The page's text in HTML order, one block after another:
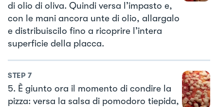
di olio di oliva. Quindi versa l’impasto e,
con le mani ancora unte di olio, allargalo
e distribuiscilo fino a ricoprire l’intera
superficie della placca.
STEP 7
5. È giunto ora il momento di condire la
pizza: versa la salsa di pomodoro tiepida,